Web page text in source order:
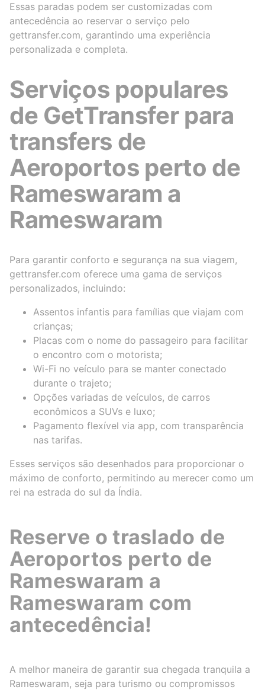
Essas paradas podem ser customizadas com
antecedência ao reservar o serviço pelo
gettransfer.com, garantindo uma experiência
personalizada e completa.
Serviços populares
de GetTransfer para
transfers de
Aeroportos perto de
Rameswaram a
Rameswaram
Para garantir conforto e segurança na sua viagem,
gettransfer.com oferece uma gama de serviços
personalizados, incluindo:
Assentos infantis para famílias que viajam com
crianças;
Placas com o nome do passageiro para facilitar
o encontro com o motorista;
Wi-Fi no veículo para se manter conectado
durante o trajeto;
Opções variadas de veículos, de carros
econômicos a SUVs e luxo;
Pagamento flexível via app, com transparência
nas tarifas.
Esses serviços são desenhados para proporcionar o
máximo de conforto, permitindo au merecer como um
rei na estrada do sul da Índia.
Reserve o traslado de
Aeroportos perto de
Rameswaram a
Rameswaram com
antecedência!
A melhor maneira de garantir sua chegada tranquila a
Rameswaram, seja para turismo ou compromissos